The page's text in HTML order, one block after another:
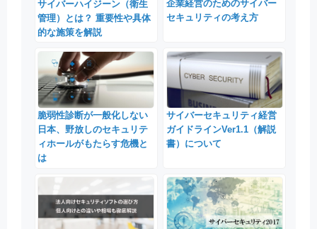
サイバーハイジーン（衛生
管理）とは？ 重要性や具体
的な施策を解説
企業経営のためのサイバー
セキュリティの考え方
脆弱性診断が一般化しない
日本、野放しのセキュリテ
ィホールがもたらす危機と
は
サイバーセキュリティ経営
ガイドラインVer1.1（解説
書）について